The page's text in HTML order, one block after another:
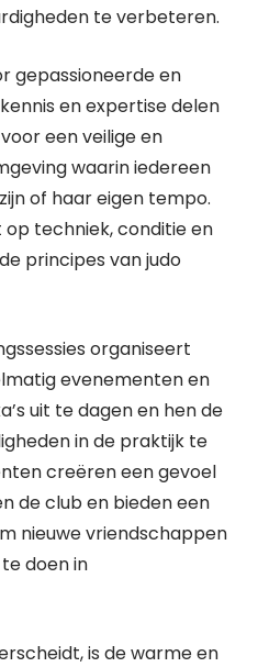
te verbeteren.
gepassioneerde en
en expertise delen
een veilige en
waarin iedereen
of haar eigen tempo.
techniek, conditie en
principes van judo
organiseert
evenementen en
uit te dagen en hen de
in de praktijk te
creëren een gevoel
de club en bieden een
nieuwe vriendschappen
doen in
is de warme en